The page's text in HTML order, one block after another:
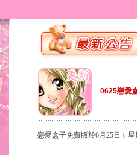
0625戀愛
戀愛盒子免費版於6月25日﹝